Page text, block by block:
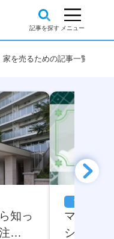
家を売るための記事一覧
知っ
…
マンション
マンショ
ション